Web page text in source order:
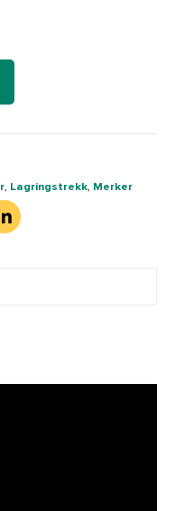
regntrekk
, Lagringstrekk, Merker